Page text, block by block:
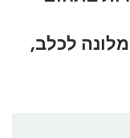
לכלב,